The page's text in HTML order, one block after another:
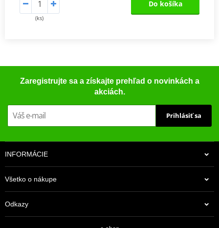
(ks)
Do košíka
Zaregistrujte sa a získajte prehľad o novinkách a
akciách.
Prihlásiť sa
INFORMÁCIE
Všetko o nákupe
Odkazy